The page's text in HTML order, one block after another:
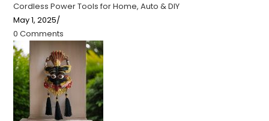
Cordless Power Tools for Home, Auto & DIY
May 1, 2025/
0 Comments